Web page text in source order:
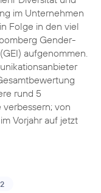
im Unternehmen
Folge in den viel
Gender-
aufgenommen.
rund 5
von
Vorjahr auf jetzt